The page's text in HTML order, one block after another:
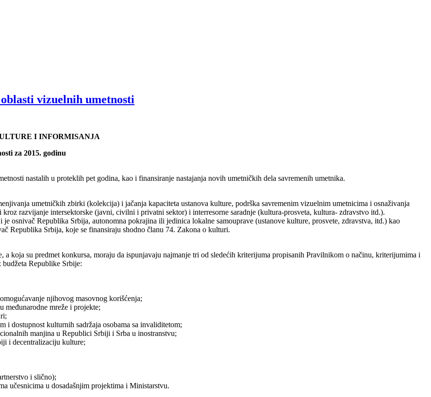
vizuelnih umetnosti
I INFORMISANJA
za 2015. godinu
nastalih u proteklih pet godina, kao i finansiranje nastajanja novih umetničkih dela savremenih umetnika.
umetničkih zbirki (kolekcija) i jačanja kapaciteta ustanova kulture, podrška savremenim vizuelnim umetnicima i osnaživanja
razvijanje intersektorske (javni, civilni i privatni sektor) i interresorne saradnje (kultura-prosveta, kultura- zdravstvo itd.).
osnivač Republika Srbija, autonomna pokrajina ili jedinica lokalne samouprave (ustanove kulture, prosvete, zdravstva, itd.) kao
Republika Srbija, koje se finansiraju shodno članu 74. Zakona o kulturi.
koja su predmet konkursa, moraju da ispunjavaju najmanje tri od sledećih kriterijuma propisanih Pravilnikom o načinu, kriterijumima i
Republike Srbije:
njihovog masovnog korišćenja;
međunarodne mreže i projekte;
i dostupnost kulturnih sadržaja osobama sa invaliditetom;
manjina u Republici Srbiji i Srba u inostranstvu;
i decentralizaciju kulture;
i slično);
učesnicima u dosadašnjim projektima i Ministarstvu.